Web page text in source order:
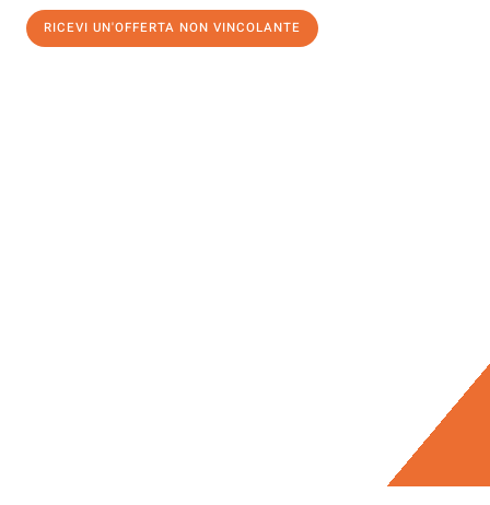
RICEVI UN'OFFERTA NON VINCOLANTE